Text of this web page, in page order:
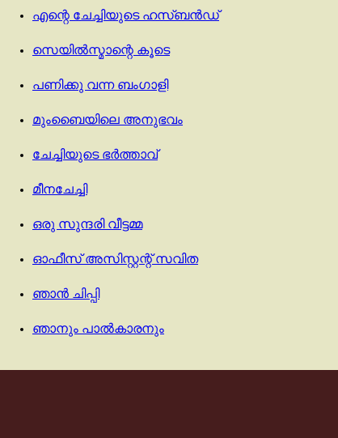
എന്റെ ചേച്ചിയുടെ ഹസ്ബൻഡ്
സെയിൽസ്മാന്റെ കൂടെ
പണിക്കു വന്ന ബംഗാളി
മുംബൈയിലെ അനുഭവം
ചേച്ചിയുടെ ഭർത്താവ്
മീനചേച്ചി
ഒരു സുന്ദരി വീട്ടമ്മ
ഓഫീസ് അസിസ്റ്റന്റ് സവിത
ഞാൻ ചിപ്പി
ഞാനും പാൽകാരനും